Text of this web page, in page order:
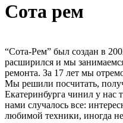
Сота рем
“Сота-Рем” был создан в
расширился и мы
ремонта. За 17 лет мы
Мы решили посчитать,
Екатеринбурга чинил у нас
нами случалось все:
любимой техники, иногда